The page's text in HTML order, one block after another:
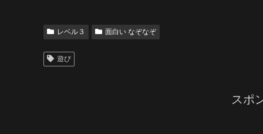
レベル３ 面白い なぞなぞ
遊び
スポ